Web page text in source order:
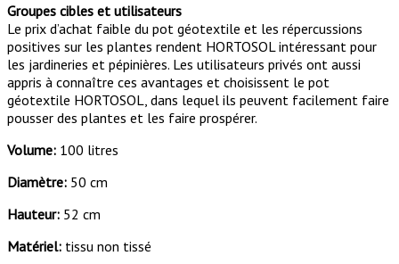
Groupes cibles et utilisateurs
Le prix d’achat faible du pot géotextile et les répercussions
positives sur les plantes rendent HORTOSOL intéressant pour
les jardineries et pépinières. Les utilisateurs privés ont aussi
appris à connaître ces avantages et choisissent le pot
géotextile HORTOSOL, dans lequel ils peuvent facilement faire
pousser des plantes et les faire prospérer.
Volume: 100 litres
Diamètre: 50 cm
Hauteur: 52 cm
Matériel: tissu non tissé